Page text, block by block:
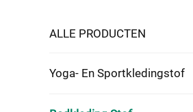
ALLE PRODUCTEN
Yoga- En Sportkledingstof